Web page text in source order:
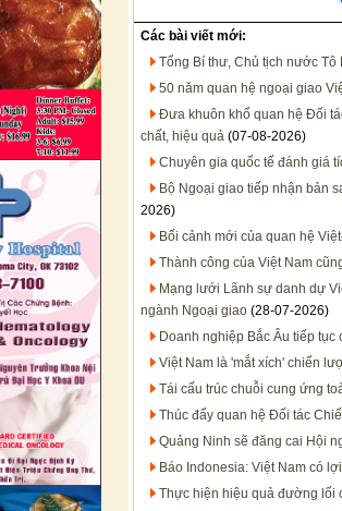
Các bài viết mới:
Tổng Bí thư, Chủ tịch nước
50 năm quan hệ ngoại giao
Đưa khuôn khổ quan hệ Đối
chất, hiệu quả (07-08-2026)
Chuyên gia quốc tế đánh giá
Bộ Ngoại giao tiếp nhận bản
2026)
Bối cảnh mới của quan hệ
Thành công của Việt Nam
Mạng lưới Lãnh sự danh dự
ngành Ngoại giao (28-07-2026)
Doanh nghiệp Bắc Âu tiếp
Việt Nam là 'mắt xích' chiến
Tái cấu trúc chuỗi cung ứng
Thúc đẩy quan hệ Đối tác
Quảng Ninh sẽ đăng cai Hội
Báo Indonesia: Việt Nam có
Thực hiện hiệu quả đường lối